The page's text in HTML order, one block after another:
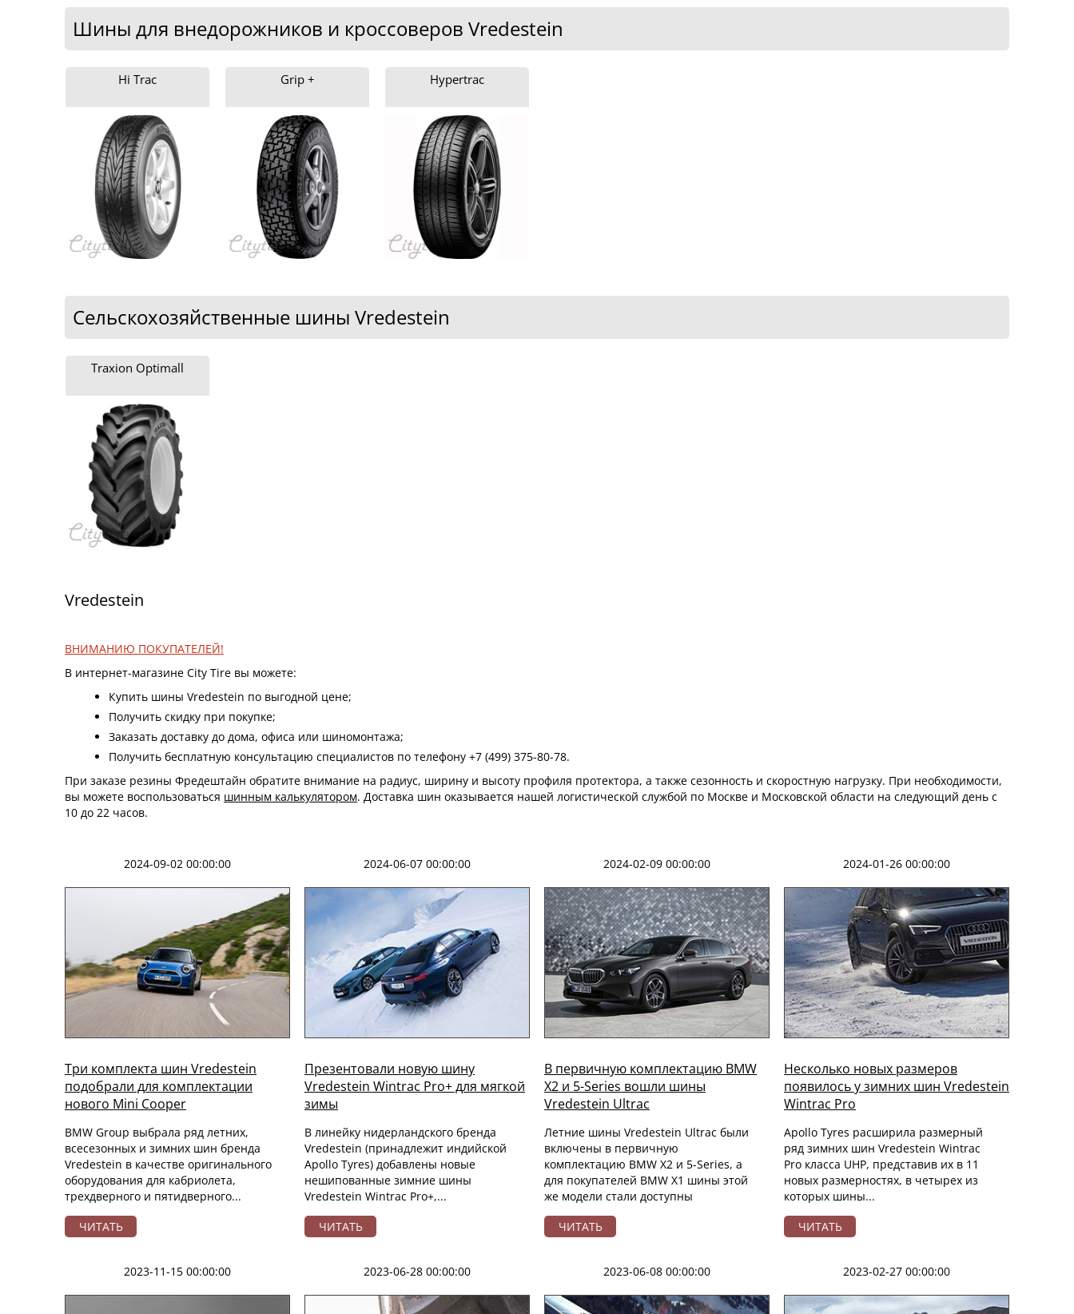
Шины для внедорожников и кроссоверов Vredestein
Hi Trac Grip + Hypertrac
Сельскохозяйственные шины Vredestein
Traxion Optimall
Vredestein
ВНИМАНИЮ ПОКУПАТЕЛЕЙ!
В интернет-магазине City Tire вы можете:
Купить шины Vredestein по выгодной цене;
Получить скидку при покупке;
Заказать доставку до дома, офиса или шиномонтажа;
Получить бесплатную консультацию специалистов по телефону +7 (499) 375-80-78.
При заказе резины Фредештайн обратите внимание на радиус, ширину и высоту профиля протектора, а также сезонность и скоростную нагрузку. При необходимости,
вы можете воспользоваться шинным калькулятором. Доставка шин оказывается нашей логистической службой по Москве и Московской области на следующий день с
10 до 22 часов.
2024-09-02 00:00:00
Три комплекта шин Vredestein
подобрали для комплектации
нового Mini Cooper
BMW Group выбрала ряд летних,
всесезонных и зимних шин бренда
Vredestein в качестве оригинального
оборудования для кабриолета,
трехдверного и пятидверного...
ЧИТАТЬ
2024-06-07 00:00:00
Презентовали новую шину
Vredestein Wintrac Pro+ для мягкой
зимы
В линейку нидерландского бренда
Vredestein (принадлежит индийской
Apollo Tyres) добавлены новые
нешипованные зимние шины
Vredestein Wintrac Pro+,...
ЧИТАТЬ
2024-02-09 00:00:00
В первичную комплектацию BMW
X2 и 5-Series вошли шины
Vredestein Ultrac
Летние шины Vredestein Ultrac были
включены в первичную
комплектацию BMW X2 и 5-Series, а
для покупателей BMW X1 шины этой
же модели стали доступны
ЧИТАТЬ
2024-01-26 00:00:00
Несколько новых размеров
появилось у зимних шин Vredestein
Wintrac Pro
Apollo Tyres расширила размерный
ряд зимних шин Vredestein Wintrac
Pro класса UHP, представив их в 11
новых размерностях, в четырех из
которых шины...
ЧИТАТЬ
2023-11-15 00:00:00 2023-06-28 00:00:00 2023-06-08 00:00:00 2023-02-27 00:00:00